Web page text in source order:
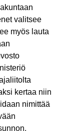
valitsee
myös lauta
kertaa niin
nimittää